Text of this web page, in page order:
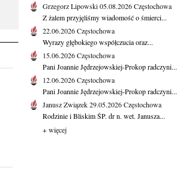
Grzegorz Lipowski05.08.2026Częstochowa
Z żalem przyjęliśmy wiadomość o śmierci...
22.06.2026Częstochowa
Wyrazy głębokiego współczucia oraz...
15.06.2026Częstochowa
Pani Joannie Jędrzejowskiej-Prokop radczyni...
12.06.2026Częstochowa
Pani Joannie Jędrzejowskiej-Prokop radczyni...
Janusz Związek29.05.2026Częstochowa
Rodzinie i Bliskim ŚP. dr n. wet. Janusza...
+ więcej